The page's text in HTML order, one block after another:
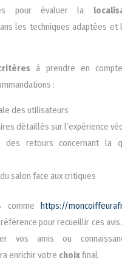
pour évaluer la
les techniques adaptées et
à prendre en
:
des utilisateurs
détaillés sur l’expérience
des retours concernant la
salon face aux critiques
comme https://
pour recueillir ces avis.
vos amis ou
enrichir votre choixfinal.